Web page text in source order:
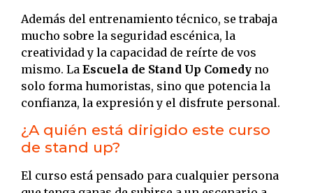
Además del entrenamiento técnico, se trabaja
mucho sobre la seguridad escénica, la
creatividad y la capacidad de reírte de vos
mismo. La Escuela de Stand Up Comedy no
solo forma humoristas, sino que potencia la
confianza, la expresión y el disfrute personal.
¿A quién está dirigido este curso
de stand up?
El curso está pensado para cualquier persona